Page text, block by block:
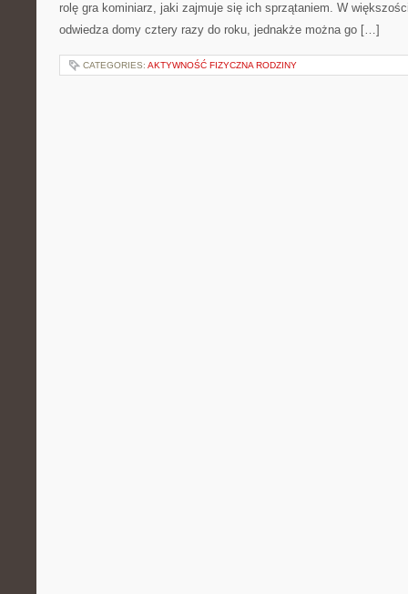
rolę gra kominiarz, jaki zajmuje się ich sprzątaniem. W
odwiedza domy cztery razy do roku, jednakże można go […]
CATEGORIES: AKTYWNOŚĆ FIZYCZNA RODZINY